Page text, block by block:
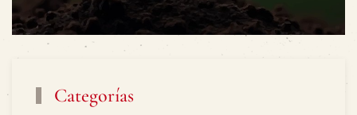
Categorías